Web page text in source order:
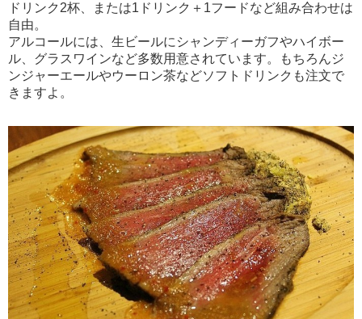
ドリンク2杯、または1ドリンク＋1フードなど組み合わせは
自由。
アルコールには、生ビールにシャンディーガフやハイボー
ル、グラスワインなど多数用意されています。もちろんジ
ンジャーエールやウーロン茶などソフトドリンクも注文で
きますよ。